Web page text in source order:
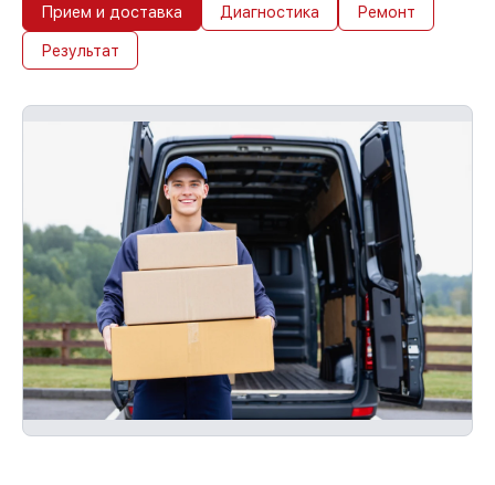
Прием и доставка Диагностика Ремонт
Результат